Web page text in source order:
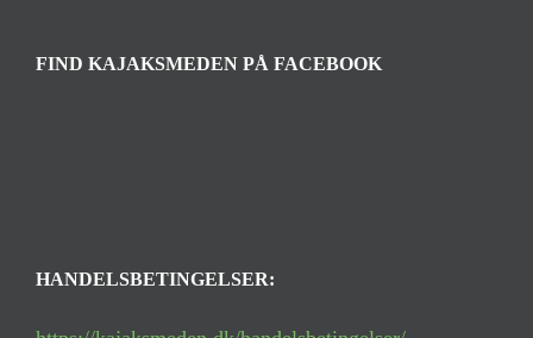
FIND KAJAKSMEDEN PÅ FACEBOOK
HANDELSBETINGELSER: